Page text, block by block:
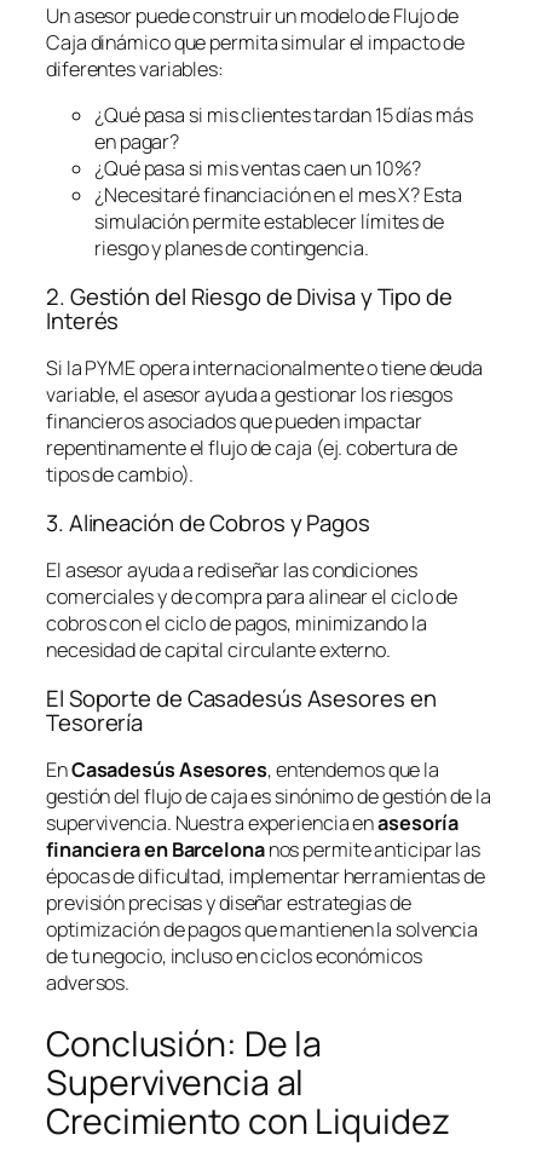
Un asesor puede construir un modelo de Flujo de
Caja dinámico que permita simular el impacto de
diferentes variables:
¿Qué pasa si mis clientes tardan 15 días más
en pagar?
¿Qué pasa si mis ventas caen un 10%?
¿Necesitaré financiación en el mes X? Esta
simulación permite establecer límites de
riesgo y planes de contingencia.
2. Gestión del Riesgo de Divisa y Tipo de
Interés
Si la PYME opera internacionalmente o tiene deuda
variable, el asesor ayuda a gestionar los riesgos
financieros asociados que pueden impactar
repentinamente el flujo de caja (ej. cobertura de
tipos de cambio).
3. Alineación de Cobros y Pagos
El asesor ayuda a rediseñar las condiciones
comerciales y de compra para alinear el ciclo de
cobros con el ciclo de pagos, minimizando la
necesidad de capital circulante externo.
El Soporte de Casadesús Asesores en
Tesorería
EnCasadesús Asesores, entendemos que la
gestión del flujo de caja es sinónimo de gestión de la
supervivencia. Nuestra experiencia enasesoría
financiera en Barcelonanos permite anticipar las
épocas de dificultad, implementar herramientas de
previsión precisas y diseñar estrategias de
optimización de pagos que mantienen la solvencia
de tu negocio, incluso en ciclos económicos
adversos.
Conclusión: De la
Supervivencia al
Crecimiento con Liquidez